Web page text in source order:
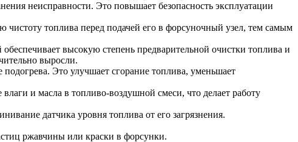
неисправности. Это повышает безопасность эксплуатации
чистоту топлива перед подачей его в форсуночный узел, тем самым
высокую степень предварительной очистки топлива и
выросли.
Это улучшает сгорание топлива, уменьшает
и масла в топливо-воздушной смеси, что делает работу
датчика уровня топлива от его загрязнения.
ржавчины или краски в форсунки.